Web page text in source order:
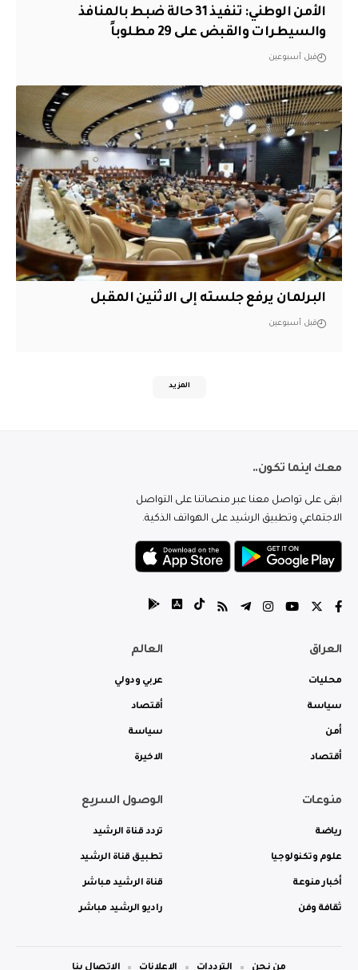
الأمن الوطني: تنفيذ 31 حالة ضبط بالمنافذ
والسيطرات والقبض على 29 مطلوباً
قبل أسبوعين
البرلمان يرفع جلسته إلى الاثنين المقبل
قبل أسبوعين
المزيد
معك اينما تكون..
ابقى على تواصل معنا عبر منصاتنا على التواصل
الاجتماعي وتطبيق الرشيد على الهواتف الذكية.
العراق
محليات
سياسة
أمن
أقتصاد
العالم
عربي ودولي
أقتصاد
سياسة
الاخيرة
منوعات
رياضة
علوم وتكنولوجيا
أخبار منوعة
ثقافة وفن
الوصول السريع
تردد قناة الرشيد
تطبيق قناة الرشيد
قناة الرشيد مباشر
راديو الرشيد مباشر
من نحن الترددات الاعلانات الاتصال بنا